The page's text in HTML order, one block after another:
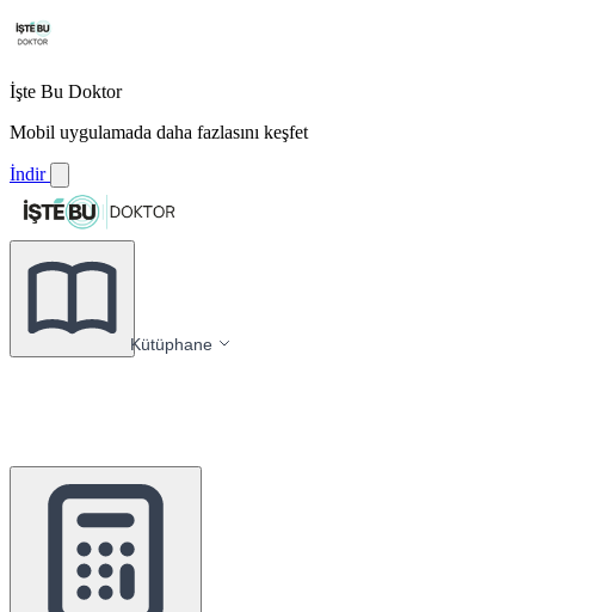
İşte Bu Doktor
Mobil uygulamada daha fazlasını keşfet
İndir
Kütüphane